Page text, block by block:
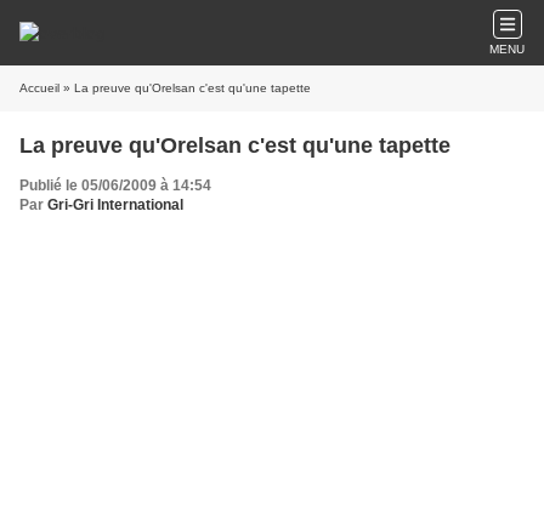
MENU
Accueil » La preuve qu'Orelsan c'est qu'une tapette
La preuve qu'Orelsan c'est qu'une tapette
Publié le 05/06/2009 à 14:54
Par Gri-Gri International